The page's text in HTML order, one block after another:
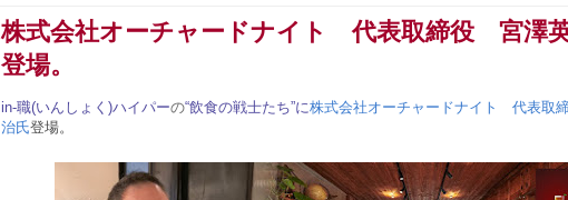
株式会社オーチャードナイト 代表取締役 宮澤
登場。
in-職(いん しょく )ハイパーの“飲食の戦士たち”に株式会社オーチャードナイト 代表取
治氏登場。